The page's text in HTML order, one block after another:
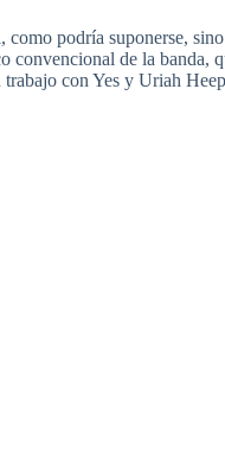
podría suponerse,
de la banda,
con Yes y Uriah